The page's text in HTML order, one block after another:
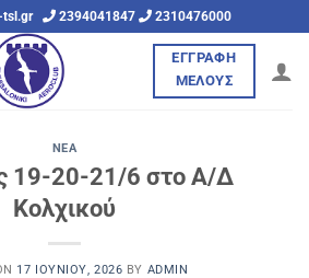
tsl.gr 2394041847 2310476000
ΕΓΓΡΑΦΗ
ΜΕΛΟΥΣ
ΝΈΑ
19-20-21/6 στο Α/Δ
Kολχικού
17 ΙΟΥΝΊΟΥ, 2026 BY ADMIN